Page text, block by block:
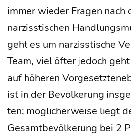
immer wie­der Fra­gen nach
nar­ziss­ti­schen
geht es um nar­ziss­ti­sche
Team, viel öfter jedoch
auf höhe­ren
ist in der Bevöl­ke­rung
ten; mög­li­cher­wei­se liegt
Gesamt­be­völ­ke­rung bei 2